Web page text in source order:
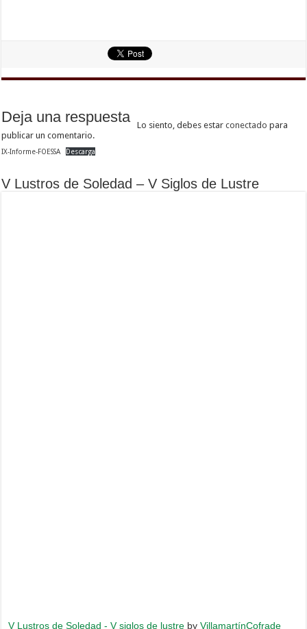
Deja una respuesta Lo siento, debes estarconectado para
publicar un comentario.
IX-Informe-FOESSA Descarga
V Lustros de Soledad – V Siglos de Lustre
V Lustros de Soledad - V siglos de lustre byVillamartínCofrade